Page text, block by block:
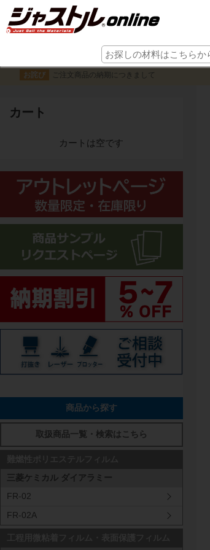
お詫び ご注文商品の納期につきまして
カート
カートは空です
商品から探す
取扱商品一覧・検索はこちら
三菱ケミカル ダイアラミー
FR-02
FR-02A